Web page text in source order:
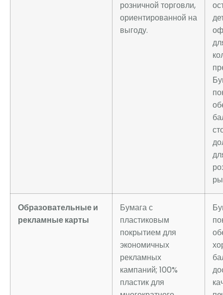
розничной торговли,
ориентированной на
выгоду.
Образовательные и
рекламные карты
Бумага с
пластиковым
покрытием для
экономичных
рекламных
кампаний; 100%
пластик для